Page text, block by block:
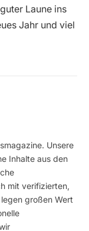
Laune ins
Jahr und viel
Unsere
Inhalte aus den
mit verifizierten,
großen Wert